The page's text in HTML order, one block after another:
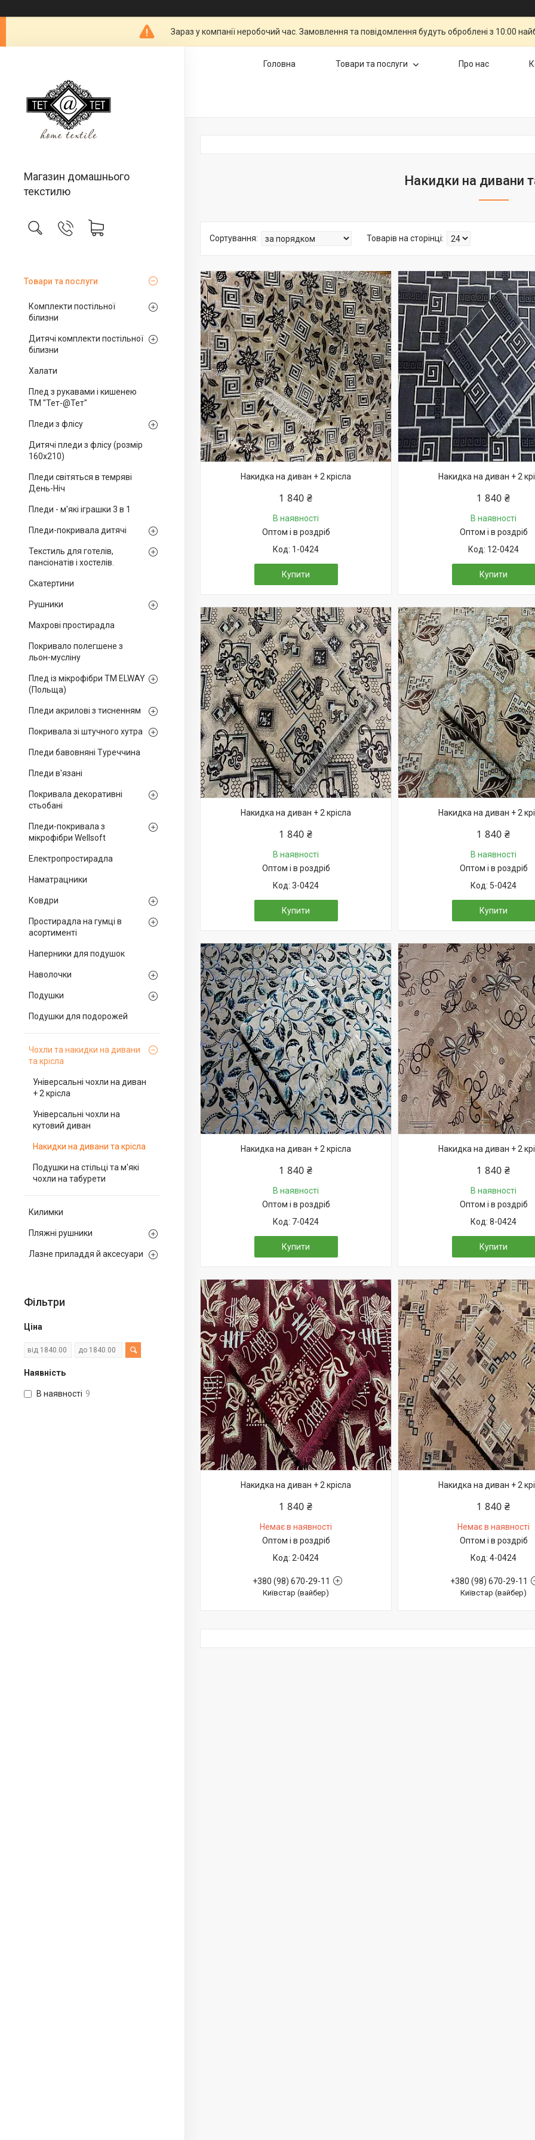
Зараз у компанії неробочий час. Замовлення та повідомлення будуть оброблені з 10:00
Магазин домашнього
текстилю
Товари та послуги
Комплекти постільної
білизни
Дитячі комплекти постільної
білизни
Халати
Плед з рукавами і кишенею
ТМ "Тет-@Тет"
Пледи з флісу
Дитячі пледи з флісу (розмір
160х210)
Пледи світяться в темряві
День-Ніч
Пледи - м'які іграшки 3 в 1
Пледи-покривала дитячі
Текстиль для готелів,
пансіонатів і хостелів.
Скатертини
Рушники
Махрові простирадла
Покривало полегшене з
льон-мусліну
Плед із мікрофібри ТМ ELWAY
(Польща)
Пледи акрилові з тисненням
Покривала зі штучного хутра
Пледи бавовняні Туреччина
Пледи в'язані
Покривала декоративні
стьобані
Пледи-покривала з
мікрофібри Wellsoft
Електропростирадла
Наматрацники
Ковдри
Простирадла на гумці в
асортименті
Наперники для подушок
Наволочки
Подушки
Подушки для подорожей
Чохли та накидки на дивани
та крісла
Універсальні чохли на диван
+ 2 крісла
Універсальні чохли на
кутовий диван
Накидки на дивани та крісла
Подушки на стільці та м'які
чохли на табурети
Килимки
Пляжні рушники
Лазне приладдя й аксесуари
Фільтри
Ціна
Наявність
В наявності 9
Головна Товари та послуги Про нас
Накидки на дивани
Накидка на диван + 2 крісла
1 840 ₴
В наявності
Оптом і в роздріб
1-0424
Купити
Накидка на диван + 2
1 840 ₴
В наявності
Оптом і в роздріб
12-0424
Купити
Накидка на диван + 2 крісла
1 840 ₴
В наявності
Оптом і в роздріб
3-0424
Купити
Накидка на диван + 2
1 840 ₴
В наявності
Оптом і в роздріб
5-0424
Купити
Накидка на диван + 2 крісла
1 840 ₴
В наявності
Оптом і в роздріб
7-0424
Купити
Накидка на диван + 2
1 840 ₴
В наявності
Оптом і в роздріб
8-0424
Купити
Накидка на диван + 2 крісла
1 840 ₴
Немає в наявності
Оптом і в роздріб
2-0424
+380 (98) 670-29-11
Київстар (вайбер)
Накидка на диван + 2
1 840 ₴
Немає в наявності
Оптом і в роздріб
4-0424
+380 (98) 670-29-11
Київстар (вайбер)